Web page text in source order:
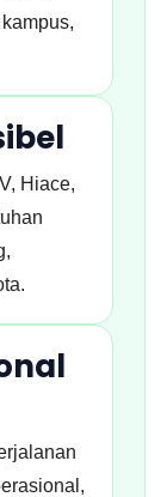
Hiace,